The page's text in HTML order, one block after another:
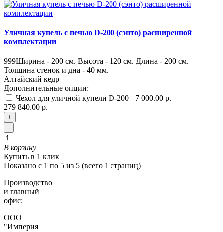
Уличная купель с печью D-200 (сэнто) расширенной
комплектации
999Ширина - 200 см. Высота - 120 см. Длина - 200 см.
Толщина стенок и дна - 40 мм.
Алтайский кедр
Дополнительные опции:
Чехол для уличной купели D-200 +7 000.00 р.
279 840.00 р.
+
-
В корзину
Купить в 1 клик
Показано с 1 по 5 из 5 (всего 1 страниц)
Производство
и главный
офис:
ООО
"Империя